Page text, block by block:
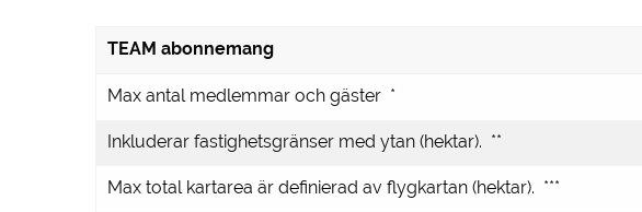
TEAM abonnemang
Max antal medlemmar och gäster *
Inkluderar fastighetsgränser med ytan (hektar). **
Max total kartarea är definierad av flygkartan (hektar). ***